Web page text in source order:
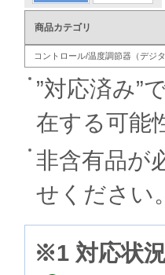
商品カテゴリ
コントロール/温度調節器（デジタ
”対応済み”
在する可能
非含有品が
せください。
※1 対応状